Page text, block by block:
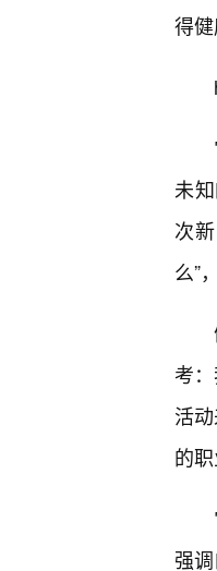
得
未
次
么”
考
活
的职
强